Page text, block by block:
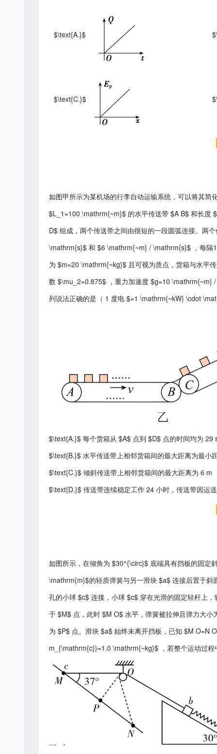
$\text{A.}$
$\text{C.}$
如图甲所示为某机场的行李自动运输系统，可以将其
$L_1=100 \mathrm{~m}$ 的水平传送带 $A B$ 和长
D$ 组成，两个传送带之间由很短的一段圆弧连接。两
\mathrm{s}$ 和 $6 \mathrm{~m} / \mathrm{s}$ ，每隔
为 $m=20 \mathrm{~kg}$ 且可视为质点，货箱与水平
数 $\mu_2=0.875$ ，重力加速度 $g=10
列说法正确的是（ 1 度电 $=1 \mathrm{~kW} \cdot
$\text{A.}$ 每个货箱从 $A$ 点到 $D$ 点的时间均为 29
$\text{B.}$ 水平传送带上相邻货箱间的最大距离为最小
$\text{C.}$ 倾斜传送带上相邻货箱间的最大距离为 6 m
$\text{D.}$ 传送带连续稳定工作 24 小时，传送带因运
如图所示，在倾角为 $30^{\circ}$ 底端具有挡板的固定
\mathrm{m}$的轻质弹簧与另一滑块 $a$ 连接后置于
孔的小球 $c$ 连接，小球 $c$ 穿在光滑的固定轻杆上
于 $M$ 点，此时 $M O$ 水平，弹簧被拉伸且弹力大
为 $P$ 点。滑块 $a$ 始终未离开挡板，已知 $M O=N
m_{\mathrm{c}}=1.0 \mathrm{~kg}$ ，若整个运动过